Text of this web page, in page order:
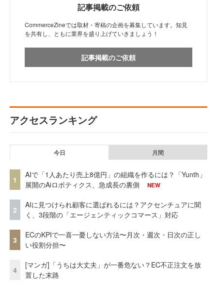
記事掲載のご依頼
CommerceZineでは取材・寄稿の企画を募集しています。知見
を共有し、ともに業界を盛り上げていきましょう！
記事掲載のご依頼
アクセスランキング
今日 月間
1
AIで「1人あたり売上8億円」の組織を作るには？「Yunth」
展開のAiロボティクス、急成長の裏側
NEW
2
AIに見つけられ顧客に選ばれるには？アクセンチュアに聞
く、3段階の「エージェンティックコマース」対応
3
ECのKPIで一喜一憂しない方法〜月次・週次・日次の正し
い役割分担〜
4
[マンガ]「うちは大丈夫」が一番危ない？EC不正注文を放
置した末路